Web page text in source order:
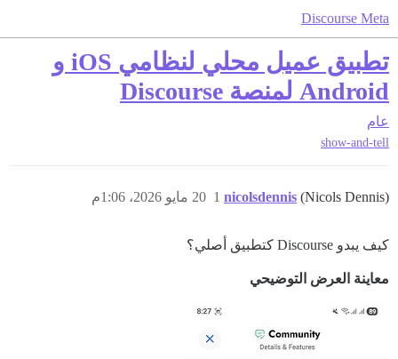
Discourse Meta
تطبيق عميل محلي لنظامي iOS و
Android لمنصة Discourse
عام
show-and-tell
nicolsdennis (Nicols Dennis) 20 مايو 2026، 1:06م 1
كيف يبدو Discourse كتطبيق أصلي؟
معاينة العرض التوضيحي